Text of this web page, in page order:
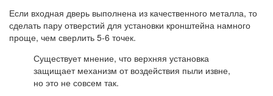
Если входная дверь выполнена из качественного металла, то
сделать пару отверстий для установки кронштейна намного
проще, чем сверлить 5-6 точек.
Существует мнение, что верхняя установка
защищает механизм от воздействия пыли извне,
но это не совсем так.